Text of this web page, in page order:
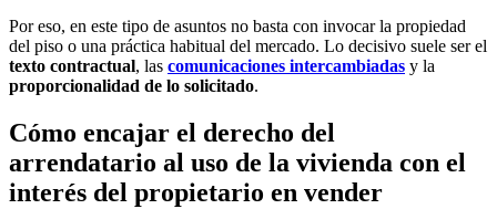
Por eso, en este tipo de asuntos no basta con invocar la propiedad
del piso o una práctica habitual del mercado. Lo decisivo suele ser el
texto contractual, las comunicaciones intercambiadas y la
proporcionalidad de lo solicitado.
Cómo encajar el derecho del
arrendatario al uso de la vivienda con el
interés del propietario en vender